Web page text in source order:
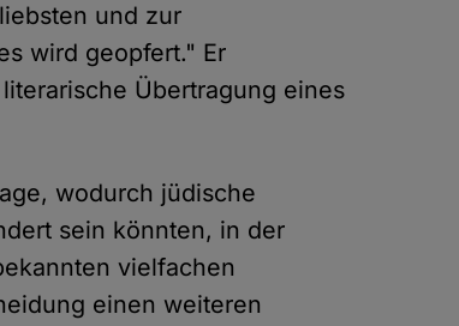
und zur
wird geopfert." Er
Übertragung eines
wodurch jüdische
sein könnten, in der
vielfachen
einen weiteren